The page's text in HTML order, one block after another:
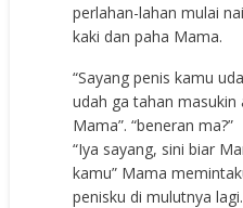
perlahan-lahan mulai
kaki dan paha Mama.
“Sayang penis kamu
udah ga tahan
Mama”. “beneran ma?”
“Iya sayang, sini biar
kamu” Mama
penisku di mulutnya